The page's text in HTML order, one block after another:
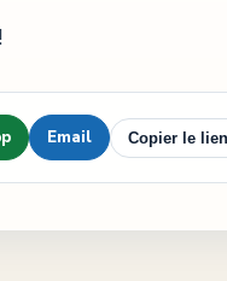
Email Copier le lien